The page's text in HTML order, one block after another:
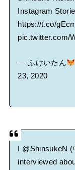
Instagram
https://t.co/
pic.twitter.com/
— ふけいたん
23, 2020
@ShinsukeN (
interviewed